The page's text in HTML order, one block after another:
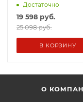
Достаточно
19 598 руб.
25 098 руб.
В КОРЗИНУ
О